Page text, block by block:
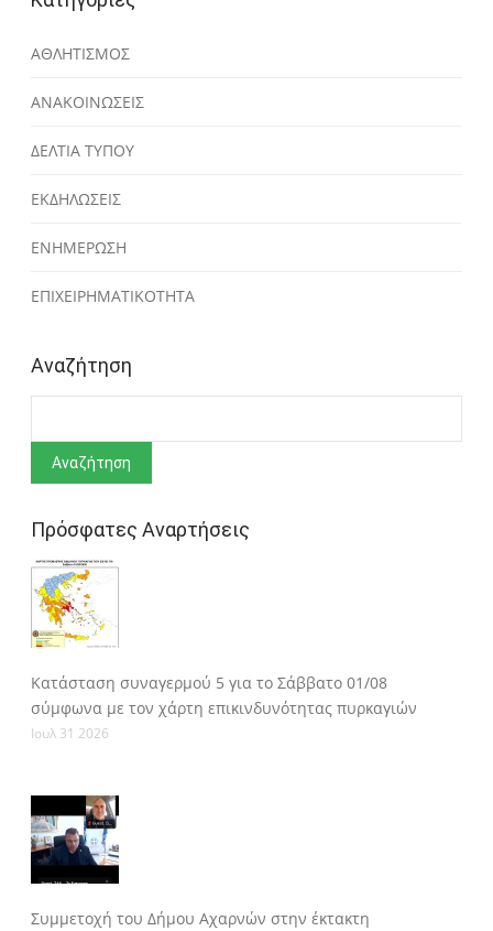
ΑΘΛΗΤΙΣΜΟΣ
ΑΝΑΚΟΙΝΩΣΕΙΣ
ΔΕΛΤΙΑ ΤΥΠΟΥ
ΕΚΔΗΛΩΣΕΙΣ
ΕΝΗΜΕΡΩΣΗ
ΕΠΙΧΕΙΡΗΜΑΤΙΚΟΤΗΤΑ
Αναζήτηση
Πρόσφατες Αναρτήσεις
Κατάσταση συναγερμού 5 για το Σάββατο 01/08
σύμφωνα με τον χάρτη επικινδυνότητας πυρκαγιών
Ιουλ 31 2026
Συμμετοχή του Δήμου Αχαρνών στην έκτακτη